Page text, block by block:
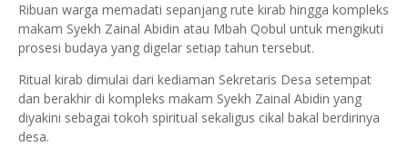
Ribuan warga memadati sepanjang rute kirab hingga kompleks
makam Syekh Zainal Abidin atau Mbah Qobul untuk mengikuti
prosesi budaya yang digelar setiap tahun tersebut.
Ritual kirab dimulai dari kediaman Sekretaris Desa setempat
dan berakhir di kompleks makam Syekh Zainal Abidin yang
diyakini sebagai tokoh spiritual sekaligus cikal bakal berdirinya
desa.